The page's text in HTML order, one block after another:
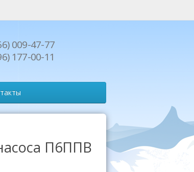
009-47-77
177-00-11
П6ППВ